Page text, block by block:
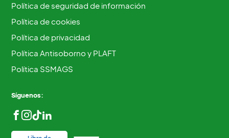
Política de seguridad de información
Política de cookies
Política de privacidad
Política Antisoborno y PLAFT
Política SSMAGS
Síguenos: